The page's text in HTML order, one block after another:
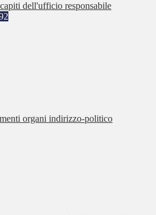
dell'ufficio responsabile
organi indirizzo-politico